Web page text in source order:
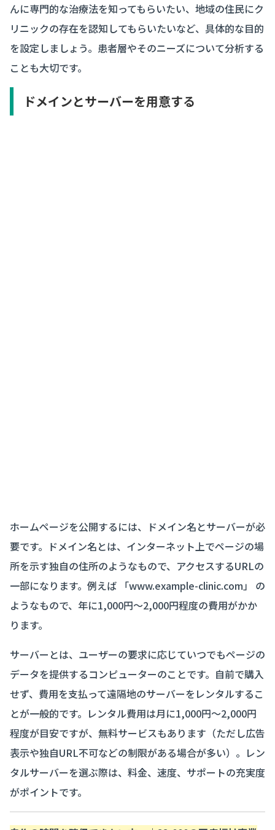
んに専門的な治療法を知ってもらいたい、地域の住民にク
リニックの存在を認知してもらいたいなど、具体的な目的
を設定しましょう。患者層やそのニーズについて分析する
ことも大切です。
ドメインとサーバーを用意する
ホームページを公開するには、ドメイン名とサーバーが必
要です。ドメイン名とは、インターネット上でページの場
所を示す独自の住所のようなもので、アクセスするURLの
一部になります。例えば 「www.example-clinic.com」 の
ようなもので、年に1,000円～2,000円程度の費用がかか
ります。
サーバーとは、ユーザーの要求に応じていつでもページの
データを提供するコンピューターのことです。自前で購入
せず、費用を支払って遠隔地のサーバーをレンタルするこ
とが一般的です。レンタル費用は月に1,000円～2,000円
程度が目安ですが、無料サービスもあります（ただし広告
表示や独自URL不可などの制限がある場合が多い）。レン
タルサーバーを選ぶ際は、料金、速度、サポートの充実度
がポイントです。